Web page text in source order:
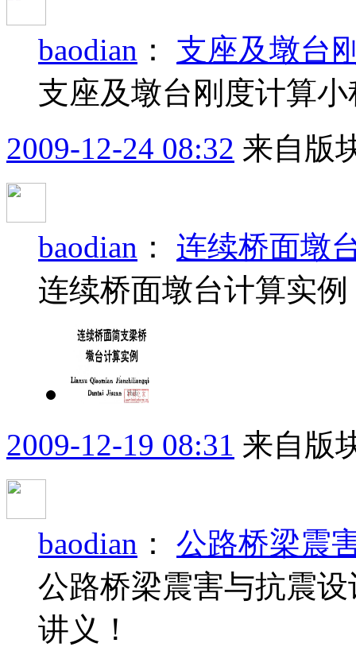
baodian ： 支座及墩台
支座及墩台刚度计算小
2009-12-24 08:32 来自版
baodian ： 连续桥面墩
连续桥面墩台计算实例
2009-12-19 08:31 来自版
baodian ： 公路桥梁震
公路桥梁震害与抗震
讲义！